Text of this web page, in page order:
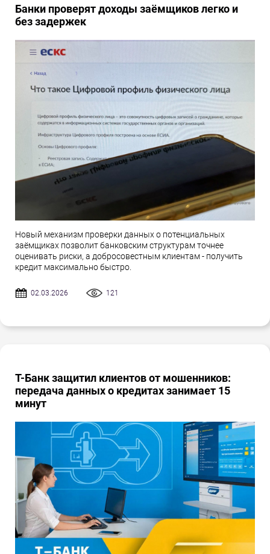
Банки проверят доходы заёмщиков легко и
без задержек
Новый механизм проверки данных о потенциальных
заёмщиках позволит банковским структурам точнее
оценивать риски, а добросовестным клиентам - получить
кредит максимально быстро.
02.03.2026 121
Т-Банк защитил клиентов от мошенников:
передача данных о кредитах занимает 15
минут